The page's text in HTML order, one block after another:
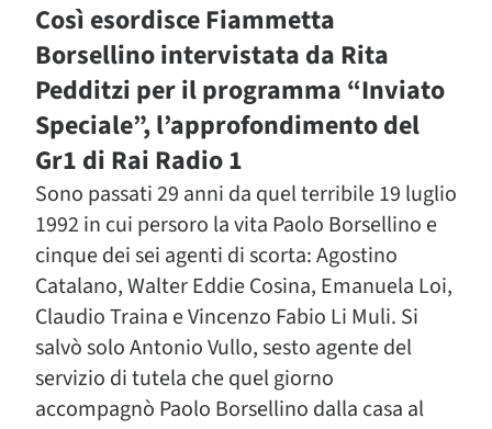
Così esordisce Fiammetta
Borsellino intervistata da Rita
Pedditzi per il programma “Inviato
Speciale”, l’approfondimento del
Gr1 di Rai Radio 1
Sono passati 29 anni da quel terribile 19 luglio
1992 in cui persoro la vita Paolo Borsellino e
cinque dei sei agenti di scorta: Agostino
Catalano, Walter Eddie Cosina, Emanuela Loi,
Claudio Traina e Vincenzo Fabio Li Muli. Si
salvò solo Antonio Vullo, sesto agente del
servizio di tutela che quel giorno
accompagnò Paolo Borsellino dalla casa al